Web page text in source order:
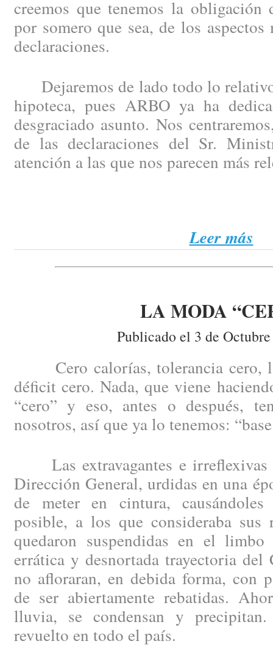
creemos que tenemos la
por somero que sea, de los aspectos
declaraciones.
Dejaremos de lado todo lo relativo
hipoteca, pues ARBO ya ha
desgraciado asunto. Nos
de las declaraciones del Sr.
atención a las que nos parecen más
Leer más
LA MODA
Publicado el 3 de
Cero calorías, tolerancia cero,
déficit cero. Nada, que viene
“cero” y eso, antes o después,
nosotros, así que ya lo tenemos:
Las extravagantes e irreflexivas
Dirección General, urdidas en una
de meter en cintura,
posible, a los que consideraba sus
quedaron suspendidas en el
errática y desnortada trayectoria
no afloraran, en debida forma, con
de ser abiertamente rebatidas.
lluvia, se condensan y
revuelto en todo el país.